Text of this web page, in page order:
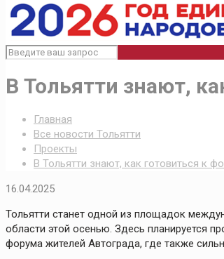
В Тольятти знают,
Главная
Все новости Тольятти
Проекты
В Тольятти знают, как готовиться к
16.04.2025
Тольятти станет одной из площадок
области этой осенью. Здесь планируется
форума жителей Автограда, где также